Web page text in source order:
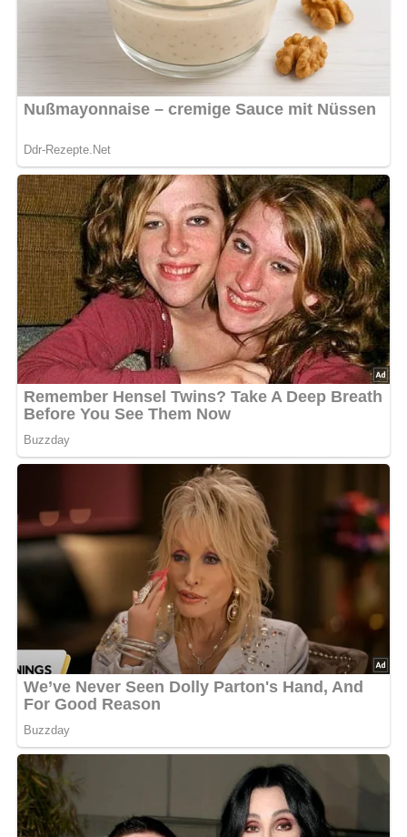
Du kannst dieses Rezept nach Belieben anpassen, indem
du verschiedene Gemüsesorten hinzufügst oder den Reis
durch Kartoffeln oder Nudeln ersetzt.
Tipps für Diabetiker
Ersetze den Reis durch Vollkornreis oder verzichte ganz
auf Kohlenhydrate, um den glykämischen Index des
Gerichts zu senken.
Fazit
Dieser Hühnereintopf ist ein echter Klassiker, der nicht nur
köstlich ist, sondern auch einfach zuzubereiten und voller
gesunder Zutaten ist. Genieße ihn an kalten Tagen und
lasse dich von seinem wohltuenden Geschmack
verwöhnen!
Bild für dein Pinterest-Board